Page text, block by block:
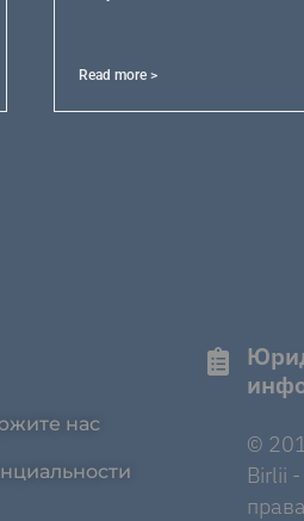
Read more >
нас
©
Birlii